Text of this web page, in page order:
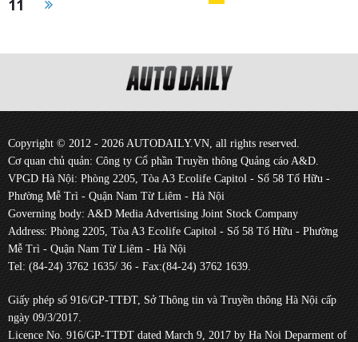
11
Copyright © 2012 - 2026 AUTODAILY.VN, all rights reserved.
Cơ quan chủ quản: Công ty Cổ phần Truyền thông Quảng cáo A&D.
VPGD Hà Nội: Phòng 2205, Tòa A3 Ecolife Capitol - Số 58 Tố Hữu -
Phường Mễ Trì - Quận Nam Từ Liêm - Hà Nội
Governing body: A&D Media Advertising Joint Stock Company
Address: Phòng 2205, Tòa A3 Ecolife Capitol - Số 58 Tố Hữu - Phường
Mễ Trì - Quận Nam Từ Liêm - Hà Nội
Tel: (84-24) 3762 1635/ 36 - Fax:(84-24) 3762 1639.
Giấy phép số 916/GP-TTĐT, Sở Thông tin và Truyền thông Hà Nội cấp
ngày 09/3/2017.
Licence No. 916/GP-TTĐT dated March 9, 2017 by Ha Noi Deparment of